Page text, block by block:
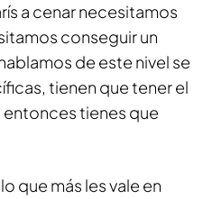
a cenar necesitamos
conseguir un
de este nivel se
tienen que tener el
tienes que
que más les vale en